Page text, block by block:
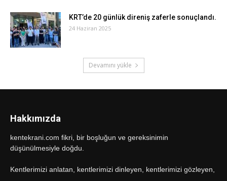
KRT’de 20 günlük direniş zaferle sonuçlandı.
24 Haziran 2025
Devamını yükle
Hakkımızda
kentekrani.com fikri, bir boşluğun ve gereksinimin
düşünülmesiyle doğdu.
Kentlerimizi anlatan, kentlerimizi dinleyen, kentlerimizi gözleyen,